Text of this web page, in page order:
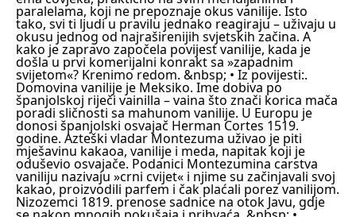
paralelama, koji ne prepoznaje okus vanilije. Isto
tako, svi ti ljudi u pravilu jednako reagiraju – uživaju u
okusu jednog od najraširenijih svjetskih začina. A
kako je zapravo započela povijest vanilije, kada je
došla u prvi komerijalni konrakt sa »zapadnim
svijetom«? Krenimo redom. &nbsp; • Iz povijesti:.
Domovina vanilije je Meksiko. Ime dobiva po
španjolskoj riječi vainilla – vaina što znači korica mača
poradi sličnosti sa mahunom vanilije. U Europu je
donosi španjolski osvajač Herman Cortes 1519.
godine. Azteški vladar Montezuma uživao je piti
mješavinu kakaoa, vanilije i meda, napitak koji je
oduševio osvajače. Podanici Montezumina carstva
vaniliju nazivaju »crni cvijet« i njime su začinjavali svoj
kakao, proizvodili parfem i čak plaćali porez vanilijom.
Nizozemci 1819. prenose sadnice na otok Javu, gdje